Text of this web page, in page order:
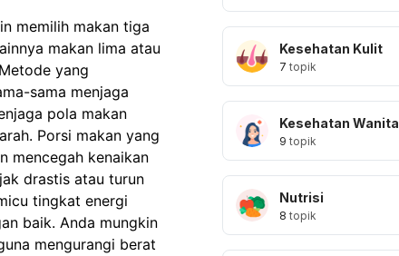
memilih makan tiga
makan lima atau
yang
sama menjaga
pola makan
Porsi makan yang
mencegah kenaikan
drastis atau turun
tingkat energi
baik. Anda mungkin
mengurangi berat
Kesehatan Kulit
7 topik
Kesehatan Wanita
9 topik
Nutrisi
8 topik